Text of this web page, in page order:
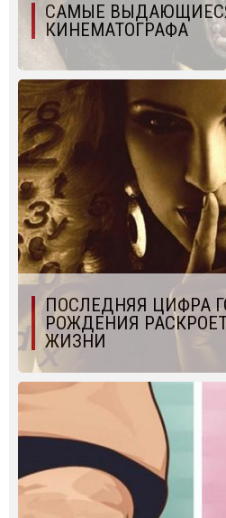
САМЫЕ
КИНЕМАТОГРАФА
ПОСЛЕДНЯЯ ЦИФРА
РОЖДЕНИЯ
ЖИЗНИ